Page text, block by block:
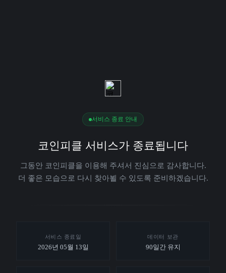
서비스 종료 안내
코인피클 서비스가 종료됩니다
그동안 코인피클을 이용해 주셔서 진심으로 감사합니다.
더 좋은 모습으로 다시 찾아뵐 수 있도록 준비하겠습니다.
서비스 종료일
2026년 05월 13일
데이터 보관
90일간 유지